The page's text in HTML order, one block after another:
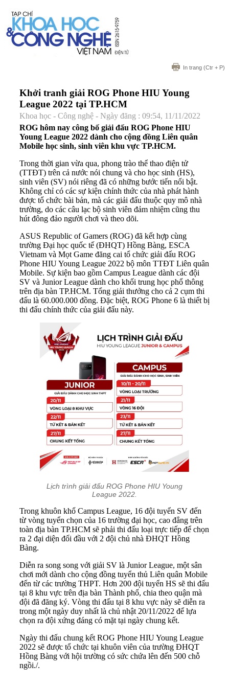
In trang (Ctr + P)
Khởi tranh giải ROG Phone HIU Young
League 2022 tại TP.HCM
Khoa học - Công nghệ - Ngày đăng : 09:54, 11/11/2022
ROG hôm nay công bố giải đấu ROG Phone HIU
Young League 2022 dành cho cộng đồng Liên quân
Mobile học sinh, sinh viên khu vực TP.HCM.
Trong thời gian vừa qua, phong trào thể thao điện tử
(TTĐT) trên cả nước nói chung và cho học sinh (HS),
sinh viên (SV) nói riêng đã có những bước tiến nổi bật.
Không chỉ có các sự kiện chính thức của nhà phát hành
được tổ chức bài bản, mà các giải đấu thuộc quy mô nhà
trường, do các câu lạc bộ sinh viên đảm nhiệm cũng thu
hút đông đảo người chơi và theo dõi.
ASUS Republic of Gamers (ROG) đã kết hợp cùng
trường Đại học quốc tế (ĐHQT) Hồng Bàng, ESCA
Vietnam và Mọt Game đăng cai tổ chức giải đấu ROG
Phone HIU Young League 2022 bộ môn TTĐT Liên quân
Mobile. Sự kiện bao gồm Campus League dành các đội
SV và Junior League dành cho khối trung học phổ thông
trên địa bàn TP.HCM. Tổng giải thưởng cho cả 2 cụm thi
đấu là 60.000.000 đồng. Đặc biệt, ROG Phone 6 là thiết bị
thi đấu chính thức của giải đấu này.
Lịch trình giải đấu ROG Phone HIU Young
League 2022.
Trong khuôn khổ Campus League, 16 đội tuyển SV đến
từ vòng tuyển chọn của 16 trường đại học, cao đẳng trên
toàn địa bàn TP.HCM sẽ phải thi đấu loại trực tiếp để chọn
ra 2 đại diện đối đầu với 2 đội chủ nhà ĐHQT Hồng
Bàng.
Diễn ra song song với giải SV là Junior League, một sân
chơi mới dành cho cộng đồng tuyển thủ Liên quân Mobile
đến từ các trường THPT. Hơn 200 đội tuyển HS sẽ thi đấu
tại 8 khu vực trên địa bàn Thành phố, chia theo quận mà
đội đã đăng ký. Vòng thi đấu tại 8 khu vực này sẽ diễn ra
trong một ngày duy nhất là chủ nhật 20/11/2022 để lựa
chọn ra đội xứng đáng có mặt tại ngày chung kết.
Ngày thi đấu chung kết ROG Phone HIU Young League
2022 sẽ được tổ chức tại khuôn viên của trường ĐHQT
Hồng Bàng với hội trường có sức chứa lên đến 500 chỗ
ngồi./.